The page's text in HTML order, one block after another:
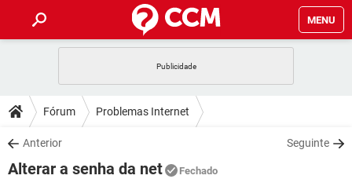
MENU
CELULAR FACEBOOK
OUTLOOK
INSTAGRAM GMAIL
DICAS
JOGOS WHATSAPP
DOWNLOADS
JOGOS WHATSAPP
Fórum Problemas Internet
Anterior Seguinte
Alterar a senha da net Fechado